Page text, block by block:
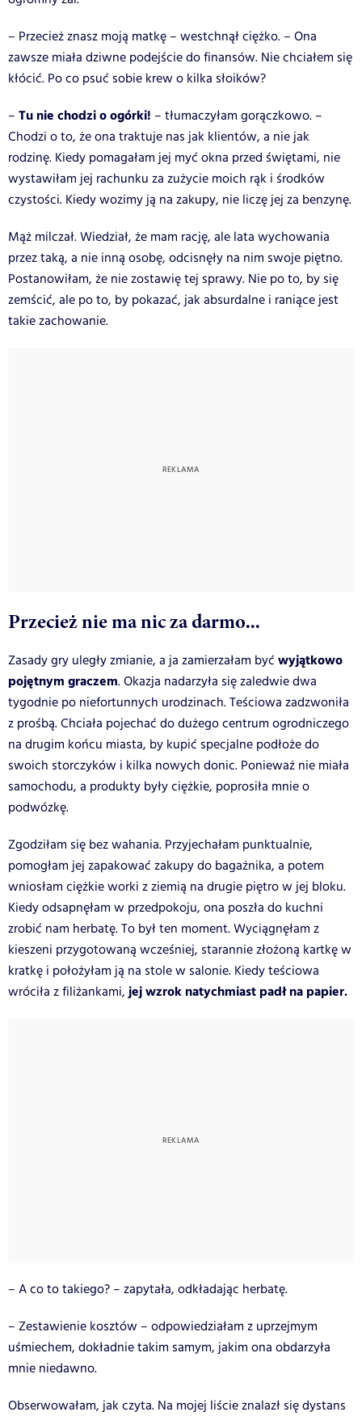
– Przecież znasz moją matkę – westchnął ciężko. – Ona
zawsze miała dziwne podejście do finansów. Nie chciałem się
kłócić. Po co psuć sobie krew o kilka słoików?
– Tu nie chodzi o ogórki! – tłumaczyłam gorączkowo. –
Chodzi o to, że ona traktuje nas jak klientów, a nie jak
rodzinę. Kiedy pomagałam jej myć okna przed świętami, nie
wystawiłam jej rachunku za zużycie moich rąk i środków
czystości. Kiedy wozimy ją na zakupy, nie liczę jej za benzynę.
Mąż milczał. Wiedział, że mam rację, ale lata wychowania
przez taką, a nie inną osobę, odcisnęły na nim swoje piętno.
Postanowiłam, że nie zostawię tej sprawy. Nie po to, by się
zemścić, ale po to, by pokazać, jak absurdalne i raniące jest
takie zachowanie.
Przecież nie ma nic za darmo...
Zasady gry uległy zmianie, a ja zamierzałam być wyjątkowo
pojętnym graczem. Okazja nadarzyła się zaledwie dwa
tygodnie po niefortunnych urodzinach. Teściowa zadzwoniła
z prośbą. Chciała pojechać do dużego centrum ogrodniczego
na drugim końcu miasta, by kupić specjalne podłoże do
swoich storczyków i kilka nowych donic. Ponieważ nie miała
samochodu, a produkty były ciężkie, poprosiła mnie o
podwózkę.
Zgodziłam się bez wahania. Przyjechałam punktualnie,
pomogłam jej zapakować zakupy do bagażnika, a potem
wniosłam ciężkie worki z ziemią na drugie piętro w jej bloku.
Kiedy odsapnęłam w przedpokoju, ona poszła do kuchni
zrobić nam herbatę. To był ten moment. Wyciągnęłam z
kieszeni przygotowaną wcześniej, starannie złożoną kartkę w
kratkę i położyłam ją na stole w salonie. Kiedy teściowa
wróciła z filiżankami,jej wzrok natychmiast padł na papier.
– A co to takiego? – zapytała, odkładając herbatę.
– Zestawienie kosztów – odpowiedziałam z uprzejmym
uśmiechem, dokładnie takim samym, jakim ona obdarzyła
mnie niedawno.
Obserwowałam, jak czyta. Na mojej liście znalazł się dystans